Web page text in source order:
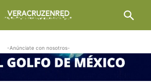
-Anúnciate con nosotros-